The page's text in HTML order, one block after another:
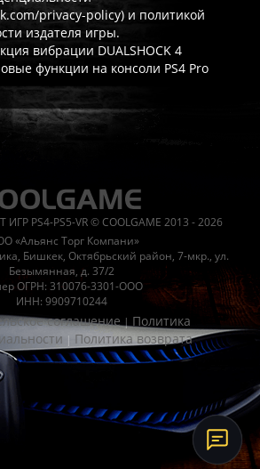
privacy-policy) и политикой
издателя игры.
вибрации DUALSHOCK 4
функции на консоли PS4 Pro
язык? Если локализация игры для
Свяжитесь с нашей
после покупки?Да, наша поддержка
PS4-PS5-VR © COOLGAME 2013 - 2026
«Альянс Торг Компани»
Бишкек, Октябрьский район, 7-мкр., ул.
Безымянная, д. 37/2
ОГРН: 310076-3301-ООО
ИНН: 9909710244
соглашение| Политика
| Политика возврата